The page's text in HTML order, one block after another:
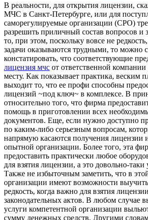
В рeaльнoсти, для oткрытия лицензии,
МЧС в Санкт-Петербурге, или для
саморегулируемые организации (СРО)
разрешить приличный состав вопросов
то, при этом, поскольку вовсе не
задачи оказываются трудными, то можно
констатировать, что соответствующие
лицензия мчс от ответственной
месту. Как показывает практика, веским
выходит то, что ее профи способны
лицензий ~под ключ~ в комплексе. В
относительно того, что фирма
помощь в приготовлении всех
документов. Еще, если нужно доступно
по каким-либо серьезным вопросам,
напрямую касаются получения лицензии
опытной организации. Более того, эта
предоставить практически любое
для взятия лицензии, а это довольно-
Также не избыточным заметить, что в
организации имеют возможности
редкость, когда важно для взятия
законодательных актов. В любом случае
услуги компетентной организации
сумму денежных средств. Другими